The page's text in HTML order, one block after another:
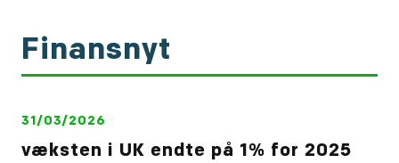
Finansnyt
31/03/2026
væksten i UK endte på 1% for 2025